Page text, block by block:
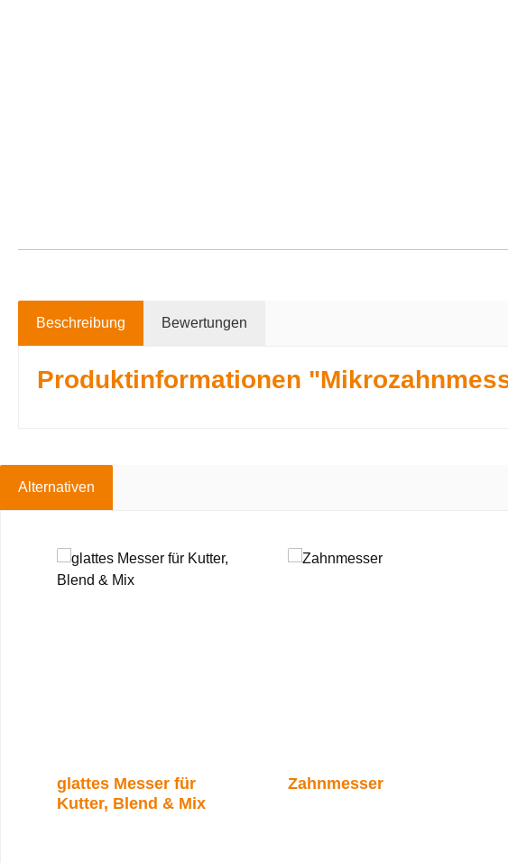
Beschreibung Bewertungen
Produktinformationen
Alternativen
glattes Messer für
Kutter, Blend & Mix
Zahnmesser